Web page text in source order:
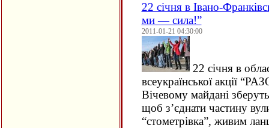
22 січня в Івано-
ми — сила!”
2011-01-21 04:30:00
22 січня в
всеукраїнської акції
Вічевому майдані
щоб з’єднати частину
“стометрівка”, живим